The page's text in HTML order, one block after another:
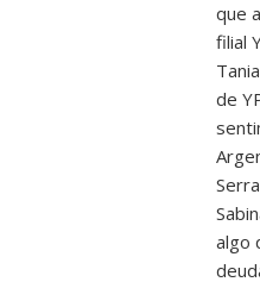
que
filial
de
algo